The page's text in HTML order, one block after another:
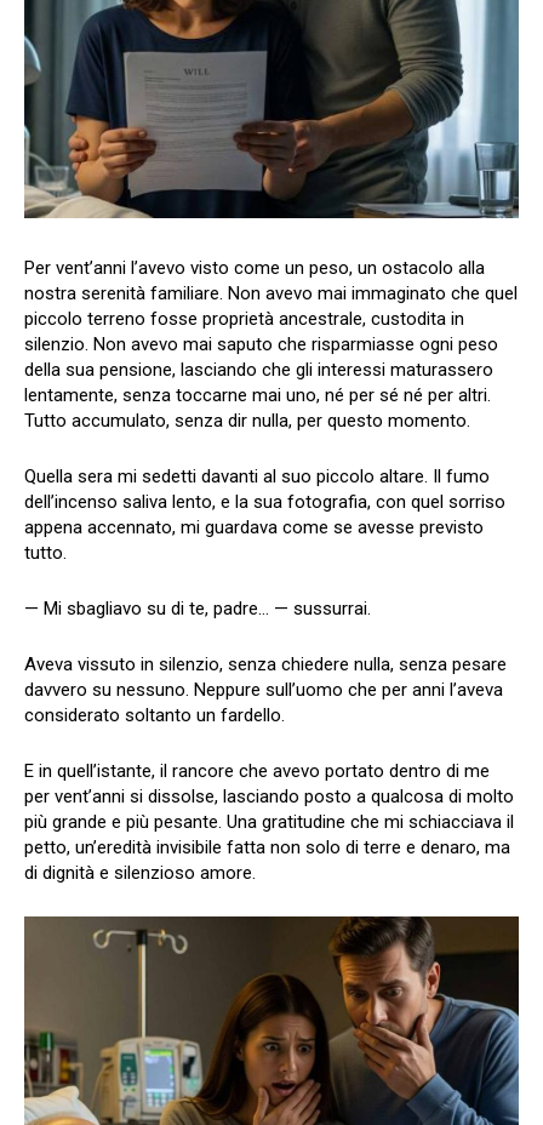
Per vent’anni l’avevo visto come un peso, un ostacolo alla
nostra serenità familiare. Non avevo mai immaginato che quel
piccolo terreno fosse proprietà ancestrale, custodita in
silenzio. Non avevo mai saputo che risparmiasse ogni peso
della sua pensione, lasciando che gli interessi maturassero
lentamente, senza toccarne mai uno, né per sé né per altri.
Tutto accumulato, senza dir nulla, per questo momento.
Quella sera mi sedetti davanti al suo piccolo altare. Il fumo
dell’incenso saliva lento, e la sua fotografia, con quel sorriso
appena accennato, mi guardava come se avesse previsto
tutto.
— Mi sbagliavo su di te, padre… — sussurrai.
Aveva vissuto in silenzio, senza chiedere nulla, senza pesare
davvero su nessuno. Neppure sull’uomo che per anni l’aveva
considerato soltanto un fardello.
E in quell’istante, il rancore che avevo portato dentro di me
per vent’anni si dissolse, lasciando posto a qualcosa di molto
più grande e più pesante. Una gratitudine che mi schiacciava il
petto, un’eredità invisibile fatta non solo di terre e denaro, ma
di dignità e silenzioso amore.